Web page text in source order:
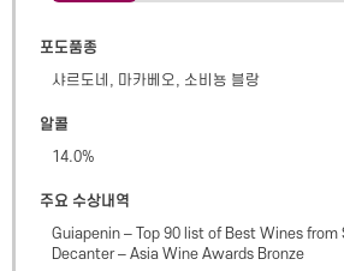
포도품종
샤르도네, 마카베오, 소비뇽 블랑
알콜
14.0%
주요 수상내역
Guiapenin – Top 90 list of Best Wines from
Decanter – Asia Wine Awards Bronze